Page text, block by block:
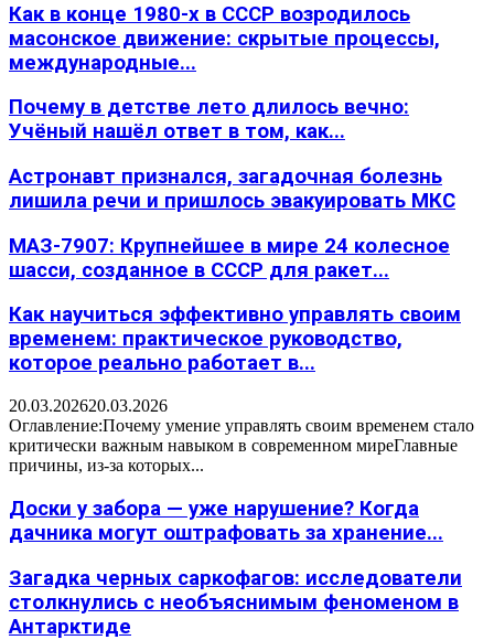
Как в конце 1980-х в СССР возродилось
масонское движение: скрытые процессы,
международные...
Почему в детстве лето длилось вечно:
Учёный нашёл ответ в том, как...
Астронавт признался, загадочная болезнь
лишила речи и пришлось эвакуировать МКС
МАЗ-7907: Крупнейшее в мире 24 колесное
шасси, созданное в СССР для ракет...
Как научиться эффективно управлять своим
временем: практическое руководство,
которое реально работает в...
20.03.202620.03.2026
Оглавление:Почему умение управлять своим временем стало
критически важным навыком в современном миреГлавные
причины, из-за которых...
Доски у забора — уже нарушение? Когда
дачника могут оштрафовать за хранение...
Загадка черных саркофагов: исследователи
столкнулись с необъяснимым феноменом в
Антарктиде